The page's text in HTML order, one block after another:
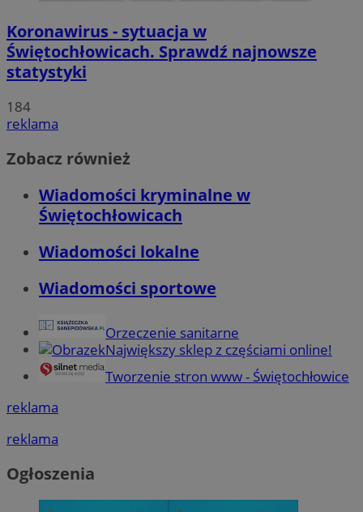
Koronawirus - sytuacja w
Świętochłowicach. Sprawdź najnowsze
statystyki
184
reklama
Zobacz również
Wiadomości kryminalne w
Świętochłowicach
Wiadomości lokalne
Wiadomości sportowe
Orzeczenie sanitarne
Największy sklep z częściami online!
Tworzenie stron www - Świętochłowice
reklama
reklama
Ogłoszenia